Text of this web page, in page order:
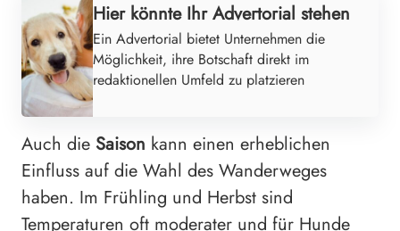
Hier könnte Ihr Advertorial stehen
Ein Advertorial bietet Unternehmen die
Möglichkeit, ihre Botschaft direkt im
redaktionellen Umfeld zu platzieren
Auch die Saison kann einen erheblichen
Einfluss auf die Wahl des Wanderweges
haben. Im Frühling und Herbst sind
Temperaturen oft moderater und für Hunde